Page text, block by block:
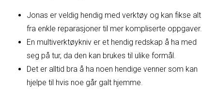
Jonas er veldig hendig med verktøy og kan fikse alt
fra enkle reparasjoner til mer kompliserte oppgaver.
En multiverktøykniv er et hendig redskap å ha med
seg på tur, da den kan brukes til ulike formål.
Det er alltid bra å ha noen hendige venner som kan
hjelpe til hvis noe går galt hjemme.